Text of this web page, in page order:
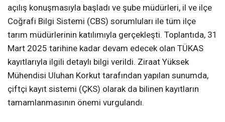
açılış konuşmasıyla başladı ve şube müdürleri, il ve ilçe
Coğrafi Bilgi Sistemi (CBS) sorumluları ile tüm ilçe
tarım müdürlerinin katılımıyla gerçekleşti. Toplantıda, 31
Mart 2025 tarihine kadar devam edecek olan TÜKAS
kayıtlarıyla ilgili detaylı bilgi verildi. Ziraat Yüksek
Mühendisi Uluhan Korkut tarafından yapılan sunumda,
çiftçi kayıt sistemi (ÇKS) olarak da bilinen kayıtların
tamamlanmasının önemi vurgulandı.